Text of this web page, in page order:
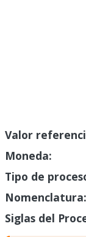
Valor
Moneda:
Tipo de
Nomenclatura:
Siglas del